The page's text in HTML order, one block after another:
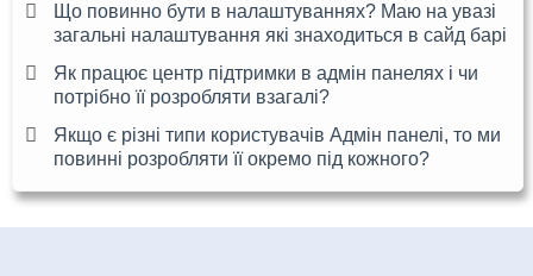
Що повинно бути в налаштуваннях? Маю на увазі
загальні налаштування які знаходиться в сайд барі
Як працює центр підтримки в адмін панелях і чи
потрібно її розробляти взагалі?
Якщо є різні типи користувачів Адмін панелі, то ми
повинні розробляти її окремо під кожного?